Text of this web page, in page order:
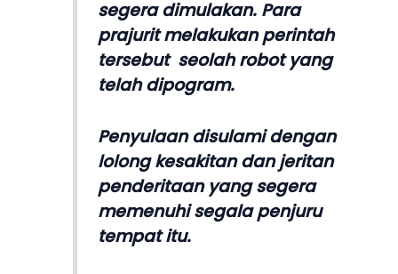
segera dimulakan. Para
prajurit melakukan perintah
tersebut seolah robot yang
telah dipogram.
Penyulaan disulami dengan
lolong kesakitan dan jeritan
penderitaan yang segera
memenuhi segala penjuru
tempat itu.